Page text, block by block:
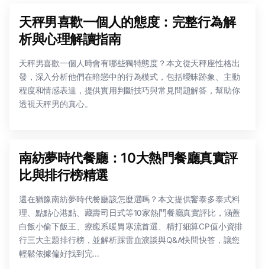
天秤男喜歡一個人的態度：完整行為解
析與心理解讀指南
天秤男喜歡一個人時會有哪些獨特態度？本文從天秤座性格出
發，深入分析他們在暗戀中的行為模式，包括曖昧跡象、主動
程度和情感表達，提供實用判斷技巧與常見問題解答，幫助你
透視天秤男的真心。
南紡夢時代餐廳：10大熱門餐廳真實評
比與排行榜精選
還在猶豫南紡夢時代餐廳該怎麼選嗎？本文提供饗泰多泰式料
理、點點心港點、藏壽司日式等10家熱門餐廳真實評比，涵蓋
白飯小偷下飯王、療癒系暖胃寒流首選、精打細算CP值小資排
行三大主題排行榜，並解析踩雷血淚談與Q&A快問快答，讓您
輕鬆依據偏好找到完...